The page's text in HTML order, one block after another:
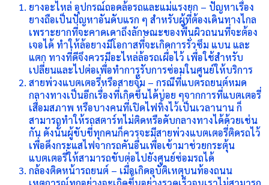
ยางอะไหล่ อุปกรณ์ถอดล้อรถและแม่แรงยก – ปัญหาเรื่อง
ยางถือเป็นปัญหาอันดับแรก ๆ สำหรับผู้ที่ต้องเดินทางไกล
เพราะยากที่จะคาดเดาถึงลักษณะของพื้นผิวถนนที่จะต้อง
เจอได้ ทำให้ล้อยางมีโอกาสที่จะเกิดการรั่วซึม แบน และ
แตก ทางที่ดีจึงควรมีอะไหล่ล้อรถเผื่อไว้ เพื่อใช้สำหรับ
เปลี่ยนและไปต่อเพื่อทำการรับการซ่อมในศูนย์ให้บริการ
สายพ่วงแบตเตอรี่หรือสายจั๊ม – กรณีที่แบตรถยนต์หมด
กลางทางเป็นอีกเรื่องที่เกิดขึ้นได้บ่อย ๆจากการที่แบตเตอรี่
เสื่อมสภาพ หรือบางคนที่เปิดไฟทิ้งไว้เป็นเวลานาน ก็
สามารถทำให้รถสตาร์ทไม่ติดหรือดับกลางทางได้ด้วยเช่น
กัน ดังนั้นผู้ขับขี่ทุกคนก็ควรจะมีสายพ่วงแบตเตอรี่ติดรถไว้
เพื่อดึงกระแสไฟจากรถคันอื่นเพื่อเข้ามาช่วยกระตุ้น
แบตเตอรี่ให้สามารถขับต่อไปยังศูนย์ซ่อมรถได้
กล้องติดหน้ารถยนต์ – เมื่อเกิดอุบัติเหตุบนท้องถนน